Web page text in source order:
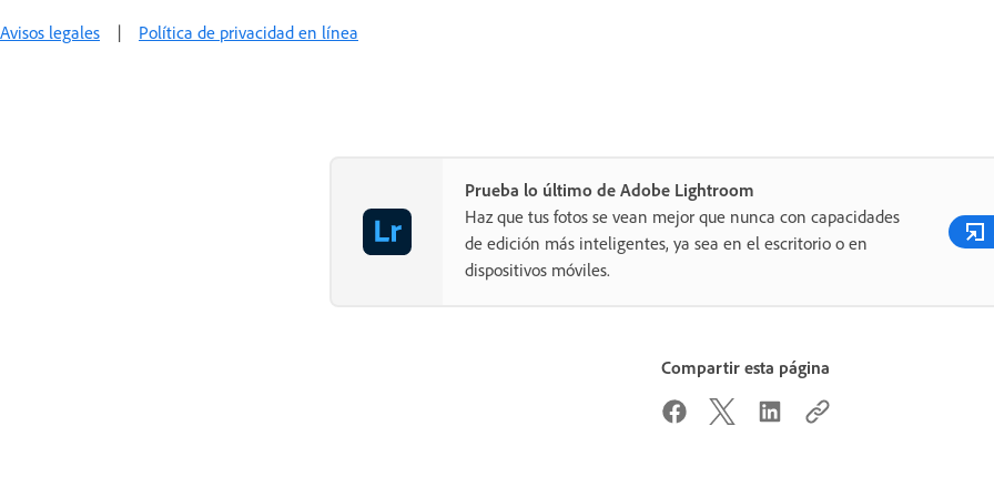
Avisos legales | Política de privacidad en línea
Prueba lo último de Adobe Lightroom
Haz que tus fotos se vean mejor que nunca con capacidades
de edición más inteligentes, ya sea en el escritorio o en
dispositivos móviles.
Compartir esta página